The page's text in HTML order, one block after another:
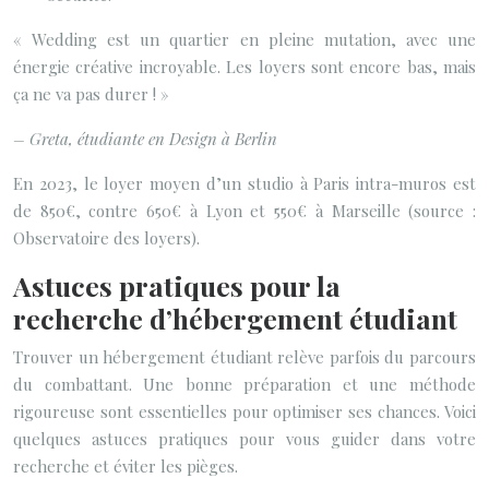
« Wedding est un quartier en pleine mutation, avec une
énergie créative incroyable. Les loyers sont encore bas, mais
ça ne va pas durer ! »
– Greta, étudiante en Design à Berlin
En 2023, le loyer moyen d’un studio à Paris intra-muros est
de 850€, contre 650€ à Lyon et 550€ à Marseille (source :
Observatoire des loyers).
Astuces pratiques pour la
recherche d’hébergement étudiant
Trouver un hébergement étudiant relève parfois du parcours
du combattant. Une bonne préparation et une méthode
rigoureuse sont essentielles pour optimiser ses chances. Voici
quelques astuces pratiques pour vous guider dans votre
recherche et éviter les pièges.